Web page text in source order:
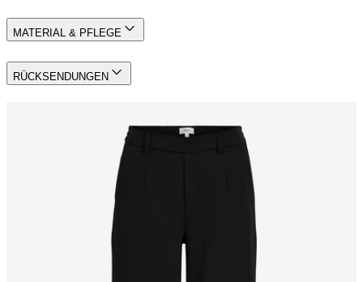
MATERIAL & PFLEGE
RÜCKSENDUNGEN